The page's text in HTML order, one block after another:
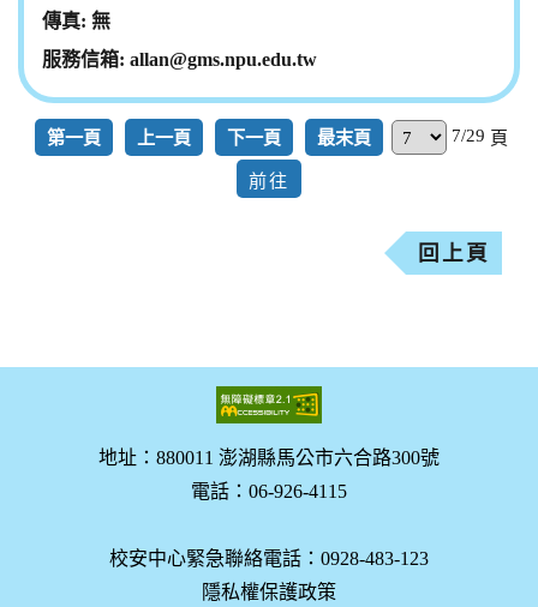
無
allan@gms.npu.edu.tw
第一頁 上一頁 下一頁 最末頁 7/29 頁
回上頁
地址：880011 澎湖縣馬公市六合路300號
電話：06-926-4115
校安中心緊急聯絡電話：0928-483-123
隱私權保護政策